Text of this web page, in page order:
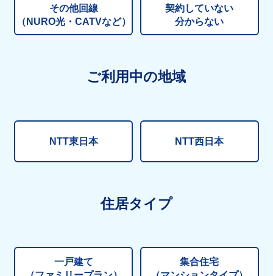
その他回線
（NURO光・CATVなど）
契約していない
分からない
ご利用中の地域
NTT東日本 NTT西日本
住居タイプ
一戸建て
集合住宅